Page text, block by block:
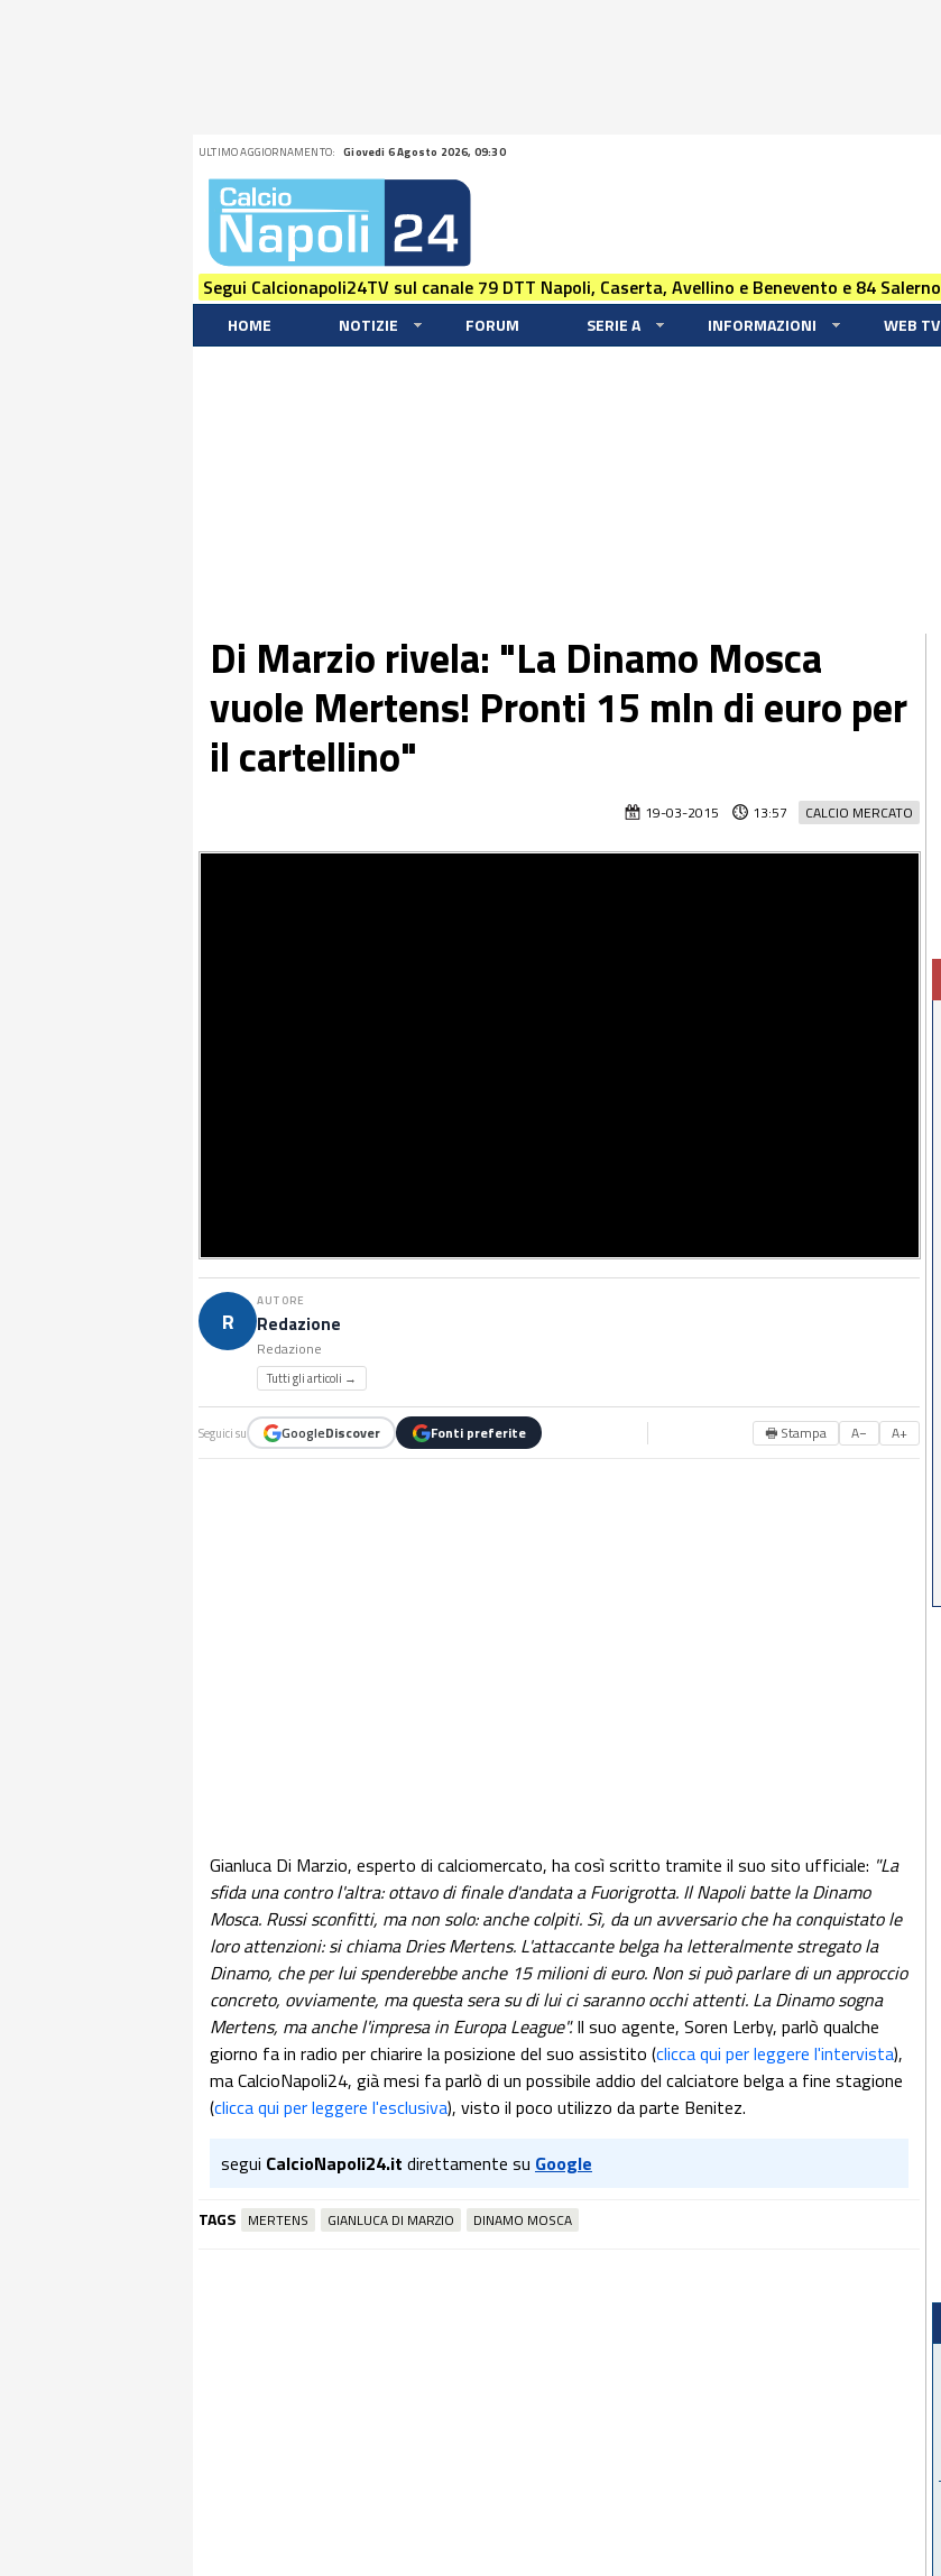
ULTIMO AGGIORNAMENTO: Giovedi 6 Agosto 2026, 09:30
Segui Calcionapoli24TV sul canale 79 DTT Napoli, Caserta, Avellino e Benevento e 84 Salerno
HOME NOTIZIE FORUM SERIE A INFORMAZIONI WEB TV
Di Marzio rivela: "La Dinamo Mosca
vuole Mertens! Pronti 15 mln di euro per
il cartellino"
CALCIO MERCATO
19-03-2015 13:57
R
AUTORE
Redazione
Redazione
Tutti gli articoli →
Seguici su GoogleDiscover Fonti preferite 🖶 Stampa A− A+
Gianluca Di Marzio, esperto di calciomercato, ha così scritto tramite il suo sito ufficiale: "La
sfida una contro l'altra: ottavo di finale d'andata a Fuorigrotta. Il Napoli batte la Dinamo
Mosca. Russi sconfitti, ma non solo: anche colpiti. Sì, da un avversario che ha conquistato le
loro attenzioni: si chiama Dries Mertens. L'attaccante belga ha letteralmente stregato la
Dinamo, che per lui spenderebbe anche 15 milioni di euro. Non si può parlare di un approccio
concreto, ovviamente, ma questa sera su di lui ci saranno occhi attenti. La Dinamo sogna
Mertens, ma anche l'impresa in Europa League".Il suo agente, Soren Lerby, parlò qualche
giorno fa in radio per chiarire la posizione del suo assistito (clicca qui per leggere l'intervista),
ma CalcioNapoli24, già mesi fa parlò di un possibile addio del calciatore belga a fine stagione
(clicca qui per leggere l'esclusiva), visto il poco utilizzo da parte Benitez.
segui CalcioNapoli24.it direttamente su Google
TAGS MERTENS GIANLUCA DI MARZIO DINAMO MOSCA